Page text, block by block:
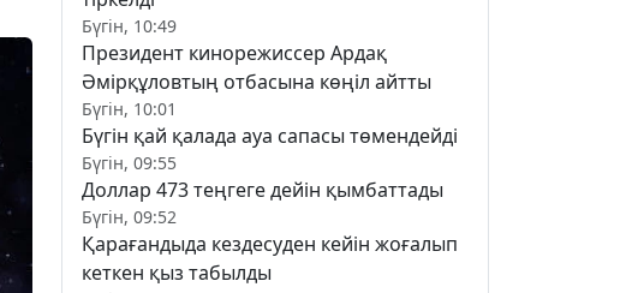
Бүгін, 10:49
Президент кинорежиссер Ардақ
Әмірқұловтың отбасына көңіл айтты
Бүгін, 10:01
Бүгін қай қалада ауа сапасы төмендейді
Бүгін, 09:55
Доллар 473 теңгеге дейін қымбаттады
Бүгін, 09:52
Қарағандыда кездесуден кейін жоғалып
кеткен қыз табылды